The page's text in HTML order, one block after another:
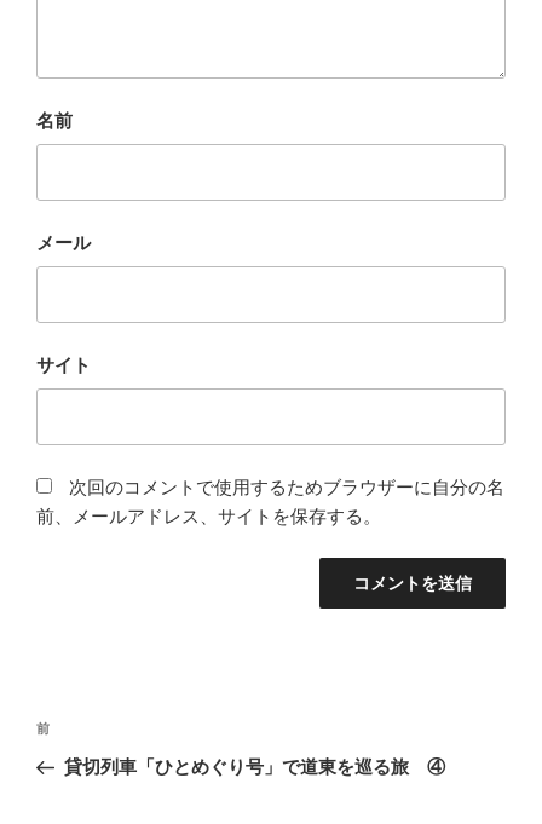
名前
メール
サイト
次回のコメントで使用するためブラウザーに自分の名
前、メールアドレス、サイトを保存する。
投
ナ
前
の
前
貸切列車「ひとめぐり号」で道東を巡る旅 ④